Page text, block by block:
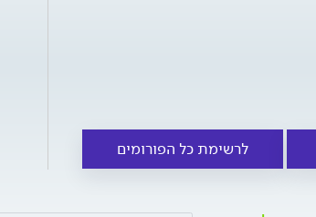
לרשימת כל הפורומים